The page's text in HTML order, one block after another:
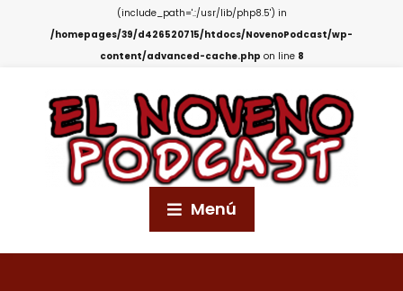
(include_path='.:/usr/lib/php8.5') in
/homepages/39/d426520715/htdocs/NovenoPodcast/wp-
content/advanced-cache.php on line 8
Menú